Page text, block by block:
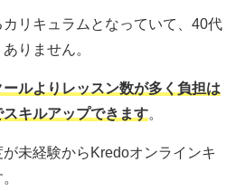
リキュラムとなっていて、40代
りません。
ルよりレッスン数が多く負担は
キルアップできます。
未経験からKredoオンラインキ